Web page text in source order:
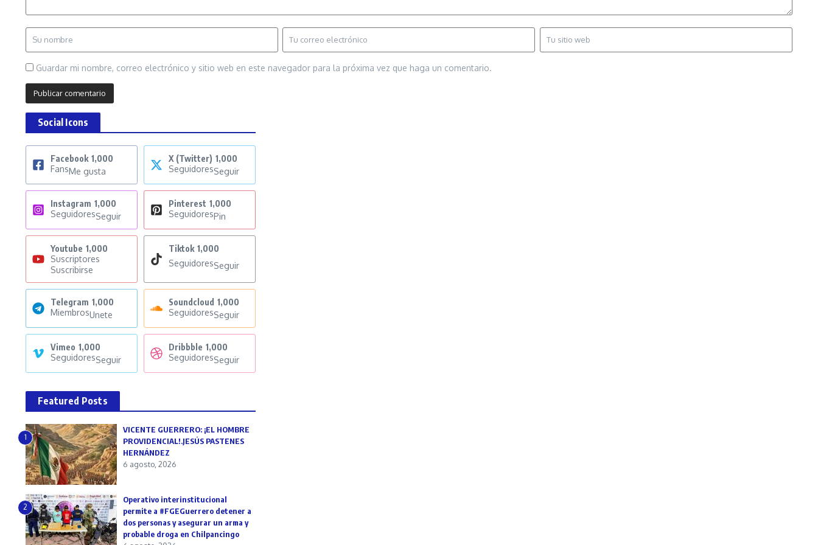
Guardar mi nombre, correo electrónico y sitio web en este navegador para la próxima vez que haga un comentario.
Social Icons
Facebook 1,000
FansMe gusta
X (Twitter) 1,000
SeguidoresSeguir
Instagram 1,000
SeguidoresSeguir
Pinterest 1,000
SeguidoresPin
Youtube 1,000
Suscriptores
Suscribirse
Tiktok 1,000
SeguidoresSeguir
Telegram 1,000
MiembrosUnete
Soundcloud 1,000
SeguidoresSeguir
Vimeo 1,000
SeguidoresSeguir
Dribbble 1,000
SeguidoresSeguir
Featured Posts
1
VICENTE GUERRERO: ¡EL HOMBRE
PROVIDENCIAL!.JESÚS PASTENES
HERNÁNDEZ
6 agosto, 2026
2
Operativo interinstitucional
permite a #FGEGuerrero detener a
dos personas y asegurar un arma y
probable droga en Chilpancingo